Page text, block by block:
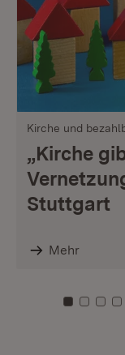
Kirche und
„Kirche
Stuttgart
Mehr
ZuZuZu